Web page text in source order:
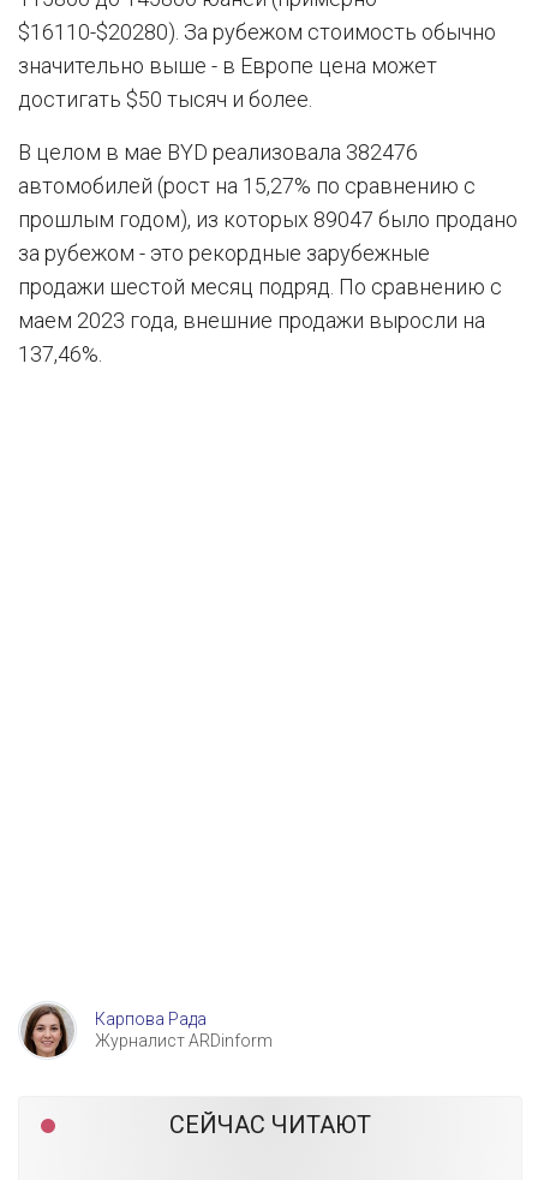
$16110-$20280). За рубежом стоимость обычно
значительно выше - в Европе цена может
достигать $50 тысяч и более.
В целом в мае BYD реализовала 382476
автомобилей (рост на 15,27% по сравнению с
прошлым годом), из которых 89047 было продано
за рубежом - это рекордные зарубежные
продажи шестой месяц подряд. По сравнению с
маем 2023 года, внешние продажи выросли на
137,46%.
Карпова Рада
Журналист ARDinform
СЕЙЧАС ЧИТАЮТ